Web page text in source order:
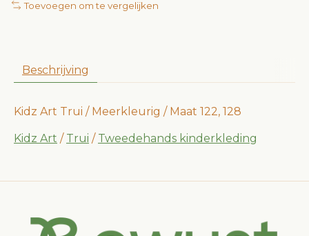
Toevoegen om te vergelijken
Beschrijving
Kidz Art Trui / Meerkleurig / Maat 122, 128
Kidz Art / Trui / Tweedehands kinderkleding